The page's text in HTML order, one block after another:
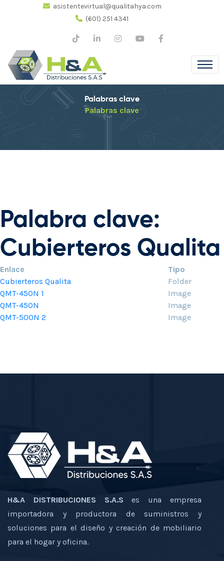
asistentevirtual@qualitahya.com
(601) 251 4341
Palabras clave
Palabras clave
Palabra clave:
Cubierteros Qualita
Enlace
Tipo
Cubierteros Qualita
Folder
QMT-450N 1
Image
QMT-450N
Image
QMT-500N 2
Image
H&A DISTRIBUCIONES S.A.S es una empresa
importadora y productora de suministros y
soluciones para el diseño y creación de mobiliario
para el hogar y oficina.